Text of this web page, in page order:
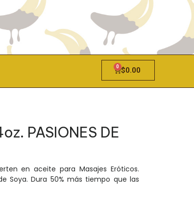
$0.00
0
PASIONES DE
en aceite para Masajes Eróticos.
Soya. Dura 50% más tiempo que las